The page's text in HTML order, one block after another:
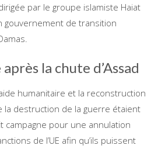
par le groupe islamiste Haiat
gouvernement de transition
la chute d’Assad
humanitaire et la reconstruction
destruction de la guerre étaient
campagne pour une annulation
de l’UE afin qu’ils puissent